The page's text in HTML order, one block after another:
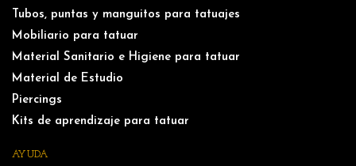
Tubos, puntas y manguitos para tatuajes
Mobiliario para tatuar
Material Sanitario e Higiene para tatuar
Material de Estudio
Piercings
Kits de aprendizaje para tatuar
AYUDA